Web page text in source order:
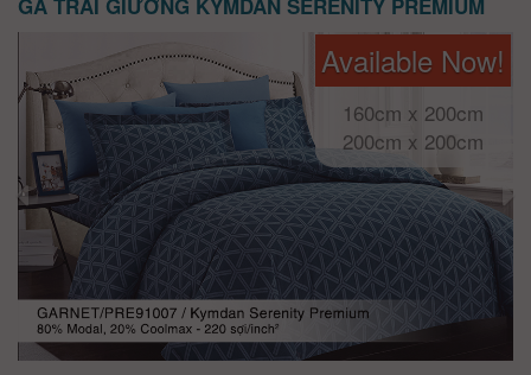
GA TRẢI GIƯỜNG KYMDAN SERENITY PREMIUM
Available Now!
160cm x 200cm
200cm x 200cm